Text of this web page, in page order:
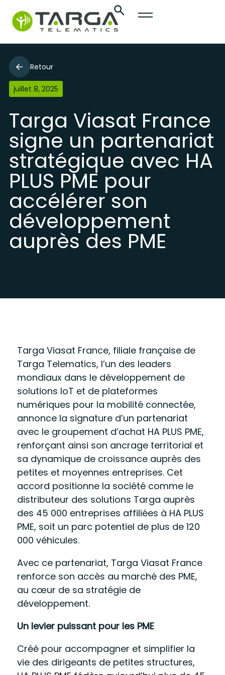
Retour
juillet 8, 2025
Targa Viasat France
signe un partenariat
stratégique avec HA
PLUS PME pour
accélérer son
développement
auprès des PME
Targa Viasat France, filiale française de
Targa Telematics, l’un des leaders
mondiaux dans le développement de
solutions IoT et de plateformes
numériques pour la mobilité connectée,
annonce la signature d’un partenariat
avec le groupement d’achat HA PLUS PME,
renforçant ainsi son ancrage territorial et
sa dynamique de croissance auprès des
petites et moyennes entreprises. Cet
accord positionne la société comme le
distributeur des solutions Targa auprès
des 45 000 entreprises affiliées à HA PLUS
PME, soit un parc potentiel de plus de 120
000 véhicules.
Avec ce partenariat, Targa Viasat France
renforce son accès au marché des PME,
au cœur de sa stratégie de
développement.
Un levier puissant pour les PME
Créé pour accompagner et simplifier la
vie des dirigeants de petites structures,